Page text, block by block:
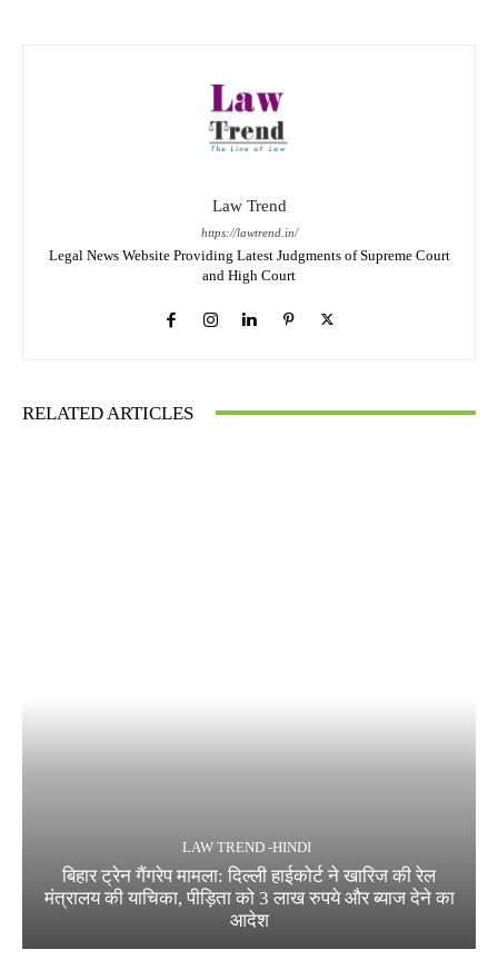
Law Trend
https://lawtrend.in/
Legal News Website Providing Latest Judgments of Supreme Court
and High Court
RELATED ARTICLES
LAW TREND -HINDI
बिहार ट्रेन गैंगरेप मामला: दिल्ली हाईकोर्ट ने खारिज की रेल
मंत्रालय की याचिका, पीड़िता को 3 लाख रुपये और ब्याज देने का
आदेश